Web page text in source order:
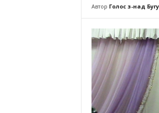
Автор Голос з-над Бугу